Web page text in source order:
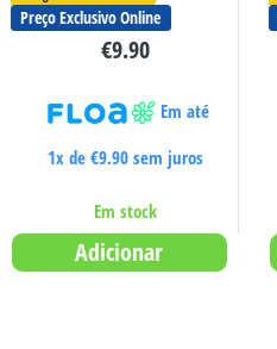
Preço Exclusivo Online
€9.90
Em até
1x de €9.90sem juros
Em stock
Adicionar